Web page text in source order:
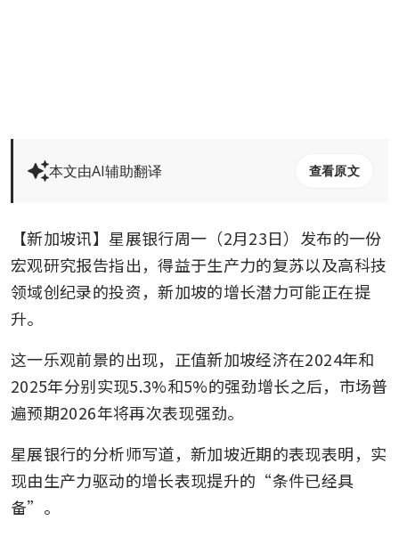
本文由AI辅助翻译 查看原文
【新加坡讯】星展银行周一（2月23日）发布的一份
宏观研究报告指出，得益于生产力的复苏以及高科技
领域创纪录的投资，新加坡的增长潜力可能正在提
升。
这一乐观前景的出现，正值新加坡经济在2024年和
2025年分别实现5.3%和5%的强劲增长之后，市场普
遍预期2026年将再次表现强劲。
星展银行的分析师写道，新加坡近期的表现表明，实
现由生产力驱动的增长表现提升的“条件已经具
备”。